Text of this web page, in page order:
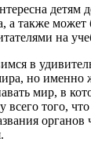
детям
а также может
на
в
но именно
мир, в
всего того,
органов